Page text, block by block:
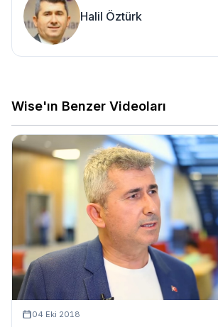
Halil Öztürk
Wise'ın Benzer Videoları
04 Eki 2018